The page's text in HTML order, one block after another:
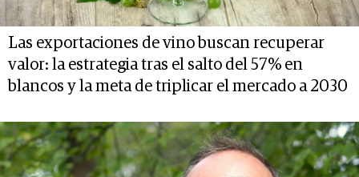
Las exportaciones de vino buscan recuperar
valor: la estrategia tras el salto del 57% en
blancos y la meta de triplicar el mercado a 2030